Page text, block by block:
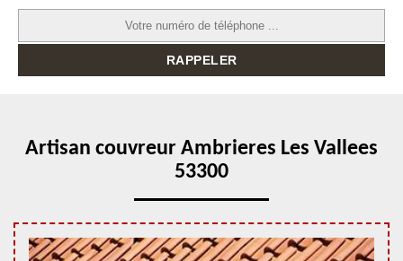
Artisan couvreur Ambrieres Les Vallees
53300